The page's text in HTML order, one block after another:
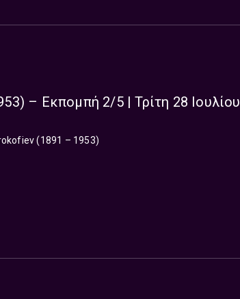
– Εκπομπή 2/5 | Τρίτη 28 Ιουλίου
(1891 – 1953)